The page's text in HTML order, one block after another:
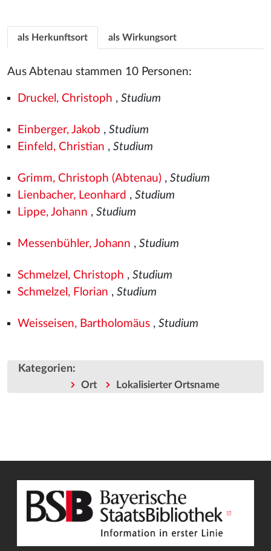
als Herkunftsort als Wirkungsort
Aus Abtenau stammen 10 Personen:
Druckel, Christoph , Studium
Einberger, Jakob , Studium
Einfeld, Christian , Studium
Grimm, Christoph (Abtenau), Studium
Lienbacher, Leonhard , Studium
Lippe, Johann , Studium
Messenbühler, Johann , Studium
Schmelzel, Christoph , Studium
Schmelzel, Florian , Studium
Weisseisen, Bartholomäus, Studium
Kategorien:
Ort Lokalisierter Ortsname